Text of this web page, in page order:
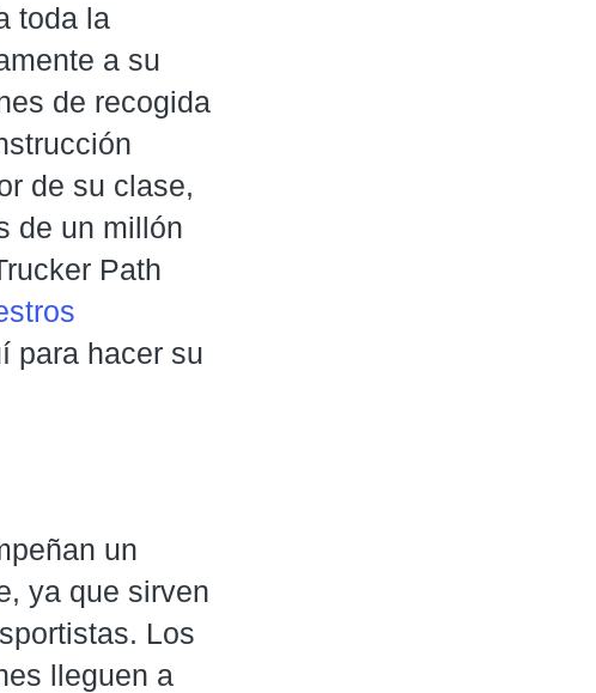
toda la
a su
de recogida
de su clase,
de un millón
Path
para hacer su
un
ya que sirven
Los
lleguen a